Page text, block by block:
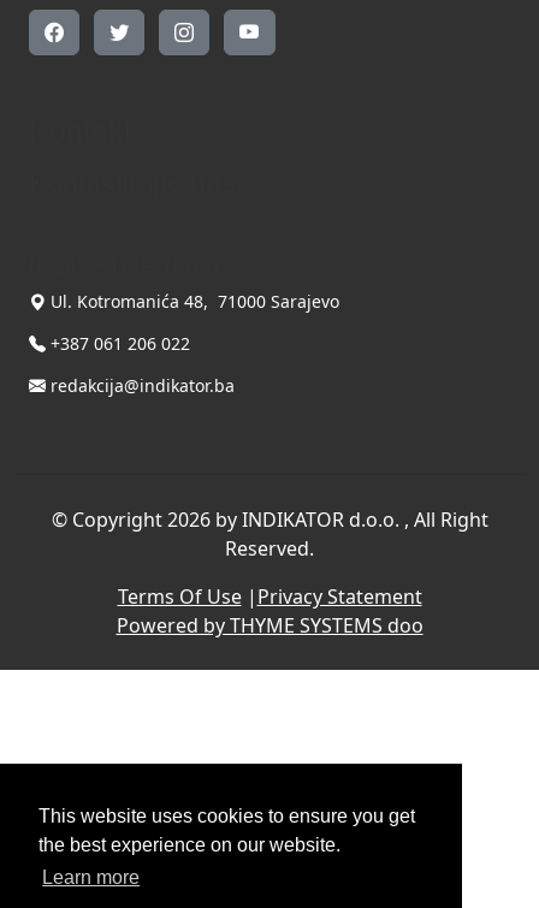
This website uses cookies to ensure you get
the best experience on our website.
Learn more
Ul. Kotromanića 48, 71000 Sarajevo
+387 061 206 022
redakcija@indikator.ba
© Copyright 2026 by INDIKATOR d.o.o. , All Right
Reserved.
Terms Of Use| Privacy Statement
Powered by THYME SYSTEMS doo